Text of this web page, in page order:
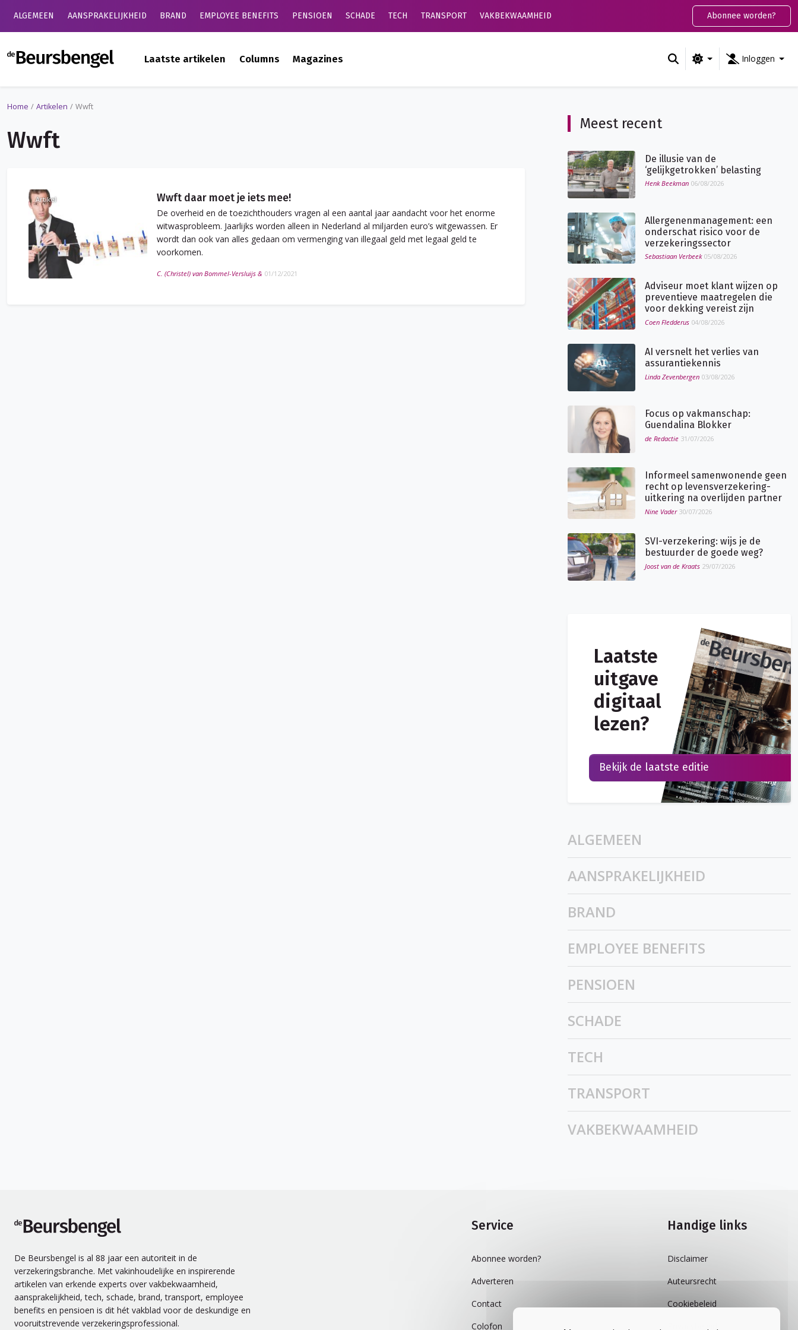
ALGEMEEN AANSPRAKELIJKHEID BRAND EMPLOYEE BENEFITS PENSIOEN SCHADE TECH TRANSPORT VAKBEKWAAMHEID Abonnee worden?
de Beursbengel
Laatste artikelen Columns Magazines Inloggen
Home Artikelen Wwft
Wwft
Artikel Wwft daar moet je iets mee!
De overheid en de toezichthouders vragen al een aantal jaar aandacht voor het enorme
witwasprobleem. Jaarlijks worden alleen in Nederland al miljarden euro’s witgewassen. Er
wordt dan ook van alles gedaan om vermenging van illegaal geld met legaal geld te
voorkomen.
C. (Christel) van Bommel-Versluijs & 01/12/2021
Meest recent
De illusie van de
‘gelijkgetrokken’ belasting
Henk Beekman 06/08/2026
Allergenenmanagement: een
onderschat risico voor de
verzekeringssector
Sebastiaan Verbeek 05/08/2026
Adviseur moet klant wijzen op
preventieve maatregelen die
voor dekking vereist zijn
Coen Fledderus 04/08/2026
AI versnelt het verlies van
assurantiekennis
Linda Zevenbergen 03/08/2026
Focus op vakmanschap:
Guendalina Blokker
de Redactie 31/07/2026
Informeel samenwonende geen
recht op levensverzekering-
uitkering na overlijden partner
Nine Vader 30/07/2026
SVI-verzekering: wijs je de
bestuurder de goede weg?
Joost van de Kraats 29/07/2026
Laatste
uitgave
digitaal
lezen?
Bekijk de laatste editie
ALGEMEEN
AANSPRAKELIJKHEID
BRAND
EMPLOYEE BENEFITS
PENSIOEN
SCHADE
TECH
TRANSPORT
VAKBEKWAAMHEID
De Beursbengel is al 88 jaar een autoriteit in de
verzekeringsbranche. Met vakinhoudelijke en inspirerende
artikelen van erkende experts over vakbekwaamheid,
aansprakelijkheid, tech, schade, brand, transport, employee
benefits en pensioen is dit hét vakblad voor de deskundige en
vooruitstrevende verzekeringsprofessional.
Service
Abonnee worden?
Adverteren
Contact
Colofon
Handige links
Disclaimer
Auteursrecht
Cookiebeleid